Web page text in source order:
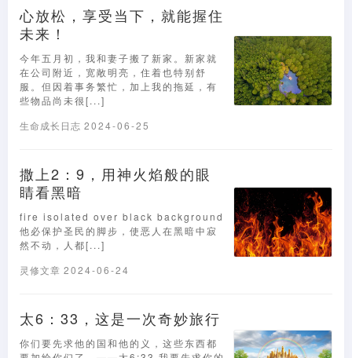
心放松，享受当下，就能握住
未来！
今年五月初，我和妻子搬了新家。新家就
在公司附近，宽敞明亮，住着也特别舒
服。但因着事务繁忙，加上我的拖延，有
些物品尚未很[...]
生命成长日志 2024-06-25
撒上2：9，用神火焰般的眼
睛看黑暗
fire isolated over black background
他必保护圣民的脚步，使恶人在黑暗中寂
然不动，人都[...]
灵修文章 2024-06-24
太6：33，这是一次奇妙旅行
你们要先求他的国和他的义，这些东西都